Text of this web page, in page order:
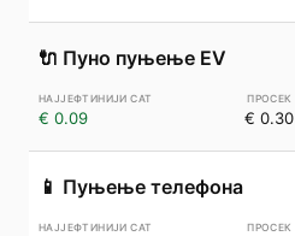
🔌 Пуно пуњење EV
€ 0.09 € 0.30
📱 Пуњење телефона